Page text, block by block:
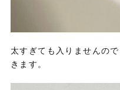
太すぎても入りませんの
きます。